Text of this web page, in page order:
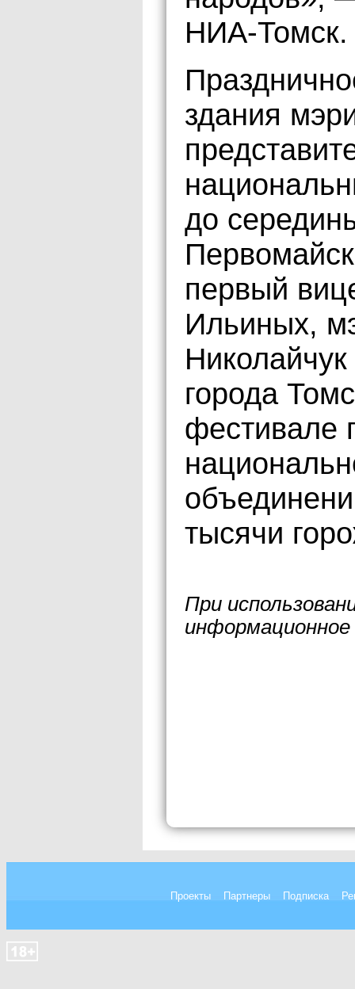
НИА-Томск.
здания
до
первый
Ильиных,
города
фестивале
тысячи
При
Проекты Партнеры Подписка